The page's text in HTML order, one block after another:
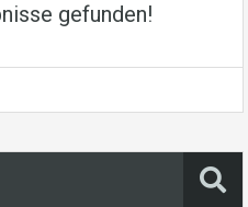
gefunden!